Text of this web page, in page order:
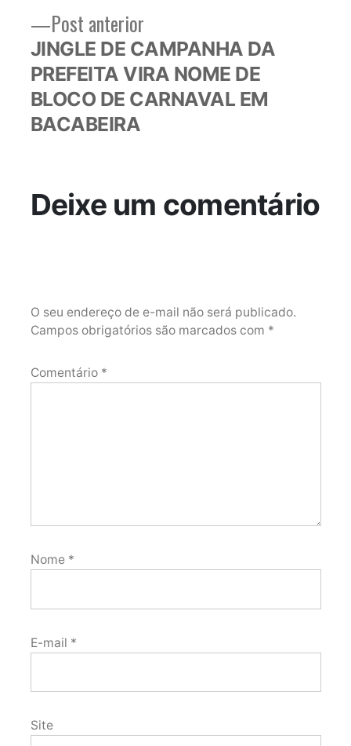
Post anteriorPost
anterior:
JINGLE DE CAMPANHA DA
PREFEITA VIRA NOME DE
BLOCO DE CARNAVAL EM
BACABEIRA
Deixe um comentário
O seu endereço de e-mail não será publicado.
Campos obrigatórios são marcados com *
Comentário *
Nome *
E-mail *
Site